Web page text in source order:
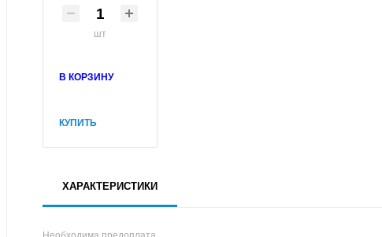
шт
В КОРЗИНУ
КУПИТЬ
ХАРАКТЕРИСТИКИ